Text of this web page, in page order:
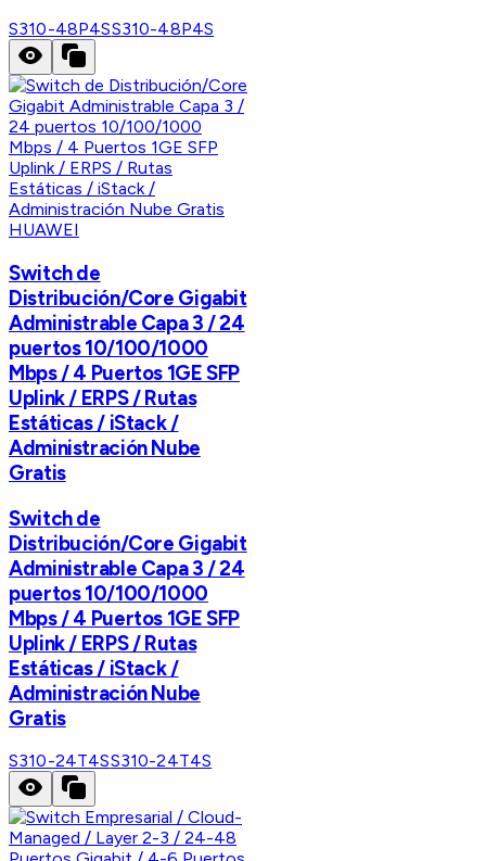
S310-48P4SS310-48P4S
HUAWEI
Switch de
Distribución/Core Gigabit
Administrable Capa 3 / 24
puertos 10/100/1000
Mbps / 4 Puertos 1GE SFP
Uplink / ERPS / Rutas
Estáticas / iStack /
Administración Nube
Gratis
Switch de
Distribución/Core Gigabit
Administrable Capa 3 / 24
puertos 10/100/1000
Mbps / 4 Puertos 1GE SFP
Uplink / ERPS / Rutas
Estáticas / iStack /
Administración Nube
Gratis
S310-24T4SS310-24T4S